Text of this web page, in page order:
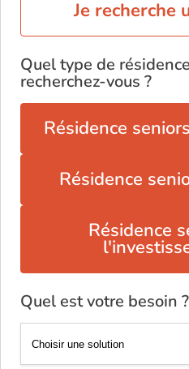
Je recherche
Quel type de
recherchez-vous ?
Résidence
Résidence
Résidence
Quel est votre besoin ?